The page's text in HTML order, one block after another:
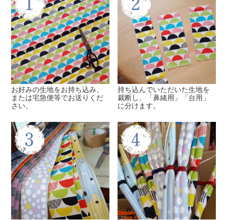
お好みの生地をお持ち込み、
または宅急便等でお送りくだ
さい。
持ち込んでいただいた生地を
裁断し、「鼻緒用」「台用」
に分けます。